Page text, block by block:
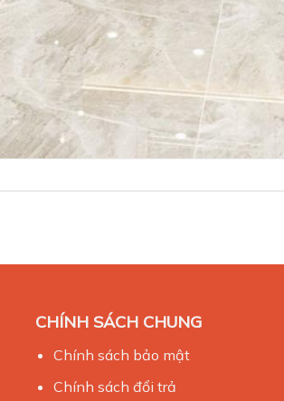
CHÍNH SÁCH CHUNG
Chính sách bảo mật
Chính sách đổi trả